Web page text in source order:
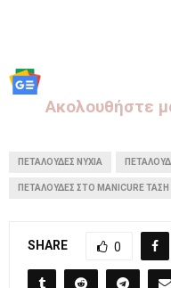
Aκολουθήστε
ΠΕΤΑΛΟΎΔΕΣ ΝΎΧΙΑ
ΠΕΤΑΛΟΎΔΕΣ ΣΤΟ MANICURE ΤΆΣΗ
SHARE 0